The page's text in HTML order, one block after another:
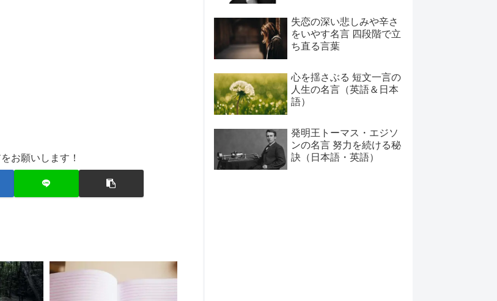
お願いします！
失恋の深い悲しみや辛さ
をいやす名言 四段階で立
ち直る言葉
心を揺さぶる 短文一言の
人生の名言（英語＆日本
語）
発明王トーマス・エジソ
ンの名言 努力を続ける秘
訣（日本語・英語）